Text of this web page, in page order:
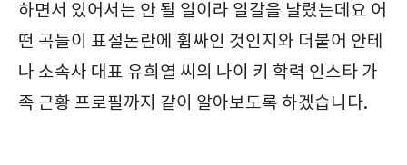
하면서 있어서는 안 될 일이라 일갈을 날렸는데요 어
떤 곡들이 표절논란에 휩싸인 것인지와 더불어 안테
나 소속사 대표 유희열 씨의 나이 키 학력 인스타 가
족 근황 프로필까지 같이 알아보도록 하겠습니다.